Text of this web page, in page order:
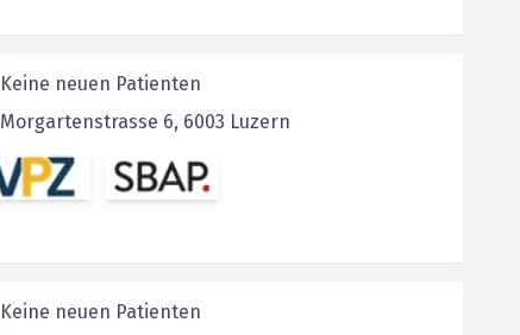
Keine neuen Patienten
Morgartenstrasse 6, 6003 Luzern
Keine neuen Patienten